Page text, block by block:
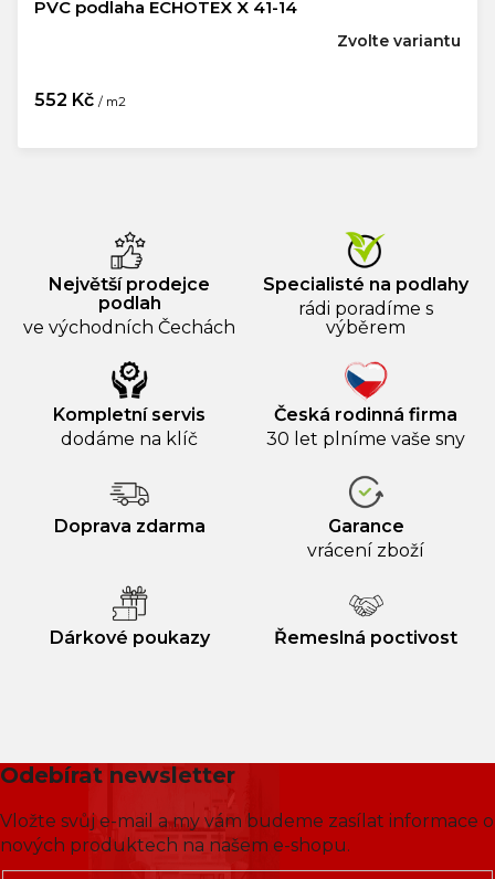
PVC podlaha ECHOTEX X 41-14
552 Kč / m2
Zvolte variantu
Největší prodejce
podlah
ve východních Čechách
Specialisté na podlahy
rádi poradíme s
výběrem
Kompletní servis
dodáme na klíč
Česká rodinná firma
30 let plníme vaše sny
Doprava zdarma
Garance
vrácení zboží
Dárkové poukazy Řemeslná poctivost
Odebírat newsletter
Vložte svůj e-mail a my vám budeme zasílat informace o
nových produktech na našem e-shopu.